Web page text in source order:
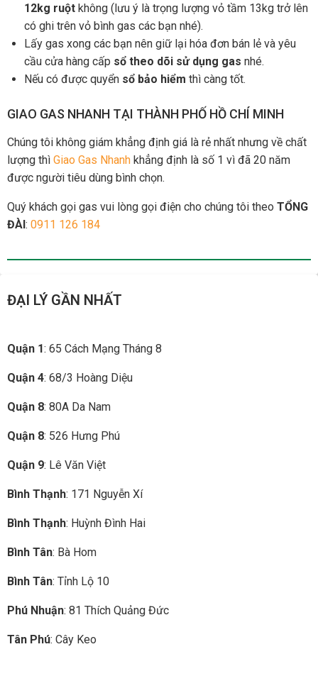
12kg ruột không (lưu ý là trọng lượng vỏ tầm 13kg trở lên
có ghi trên vỏ bình gas các bạn nhé).
Lấy gas xong các bạn nên giữ lại hóa đơn bán lẻ và yêu
cầu cửa hàng cấp sổ theo dõi sử dụng gas nhé.
Nếu có được quyển sổ bảo hiểm thì càng tốt.
GIAO GAS NHANH TẠI THÀNH PHỐ HỒ CHÍ MINH
Chúng tôi không giám khẳng định giá là rẻ nhất nhưng về chất
lượng thì Giao Gas Nhanh khẳng định là số 1 vì đã 20 năm
được người tiêu dùng bình chọn.
Quý khách gọi gas vui lòng gọi điện cho chúng tôi theo TỔNG
ĐÀI: 0911 126 184
ĐẠI LÝ GẦN NHẤT
Quận 1: 65 Cách Mạng Tháng 8
Quận 4: 68/3 Hoàng Diệu
Quận 8: 80A Da Nam
Quận 8: 526 Hưng Phú
Quận 9: Lê Văn Việt
Bình Thạnh: 171 Nguyễn Xí
Bình Thạnh: Huỳnh Đình Hai
Bình Tân: Bà Hom
Bình Tân: Tỉnh Lộ 10
Phú Nhuận: 81 Thích Quảng Đức
Tân Phú: Cây Keo